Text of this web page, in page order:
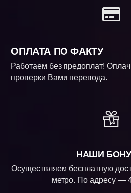
ОПЛАТА ПО ФАКТУ
Работаем без предоплат!
проверки Вами перевода.
НАШИ
Осуществляем бесплатную
метро. По адресу —